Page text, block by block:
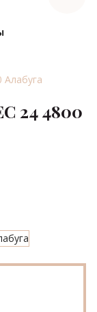
Алабуга
24 4800